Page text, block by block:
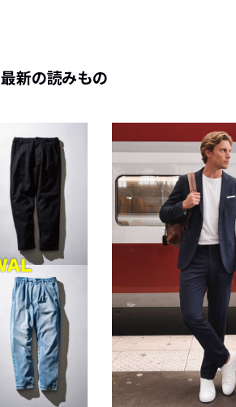
最新の読みもの